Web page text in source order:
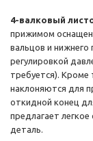
4-валковый
прижимом оснащен
вальцов и
регулировкой
требуется). Кроме
наклоняются для
откидной конец
предлагает
деталь.